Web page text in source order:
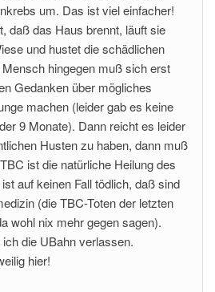
um. Das ist viel einfacher!
daß das Haus brennt, läuft sie
und hustet die schädlichen
hingegen muß sich erst
Gedanken über mögliches
machen (leider gab es keine
9 Monate). Dann reicht es leider
Husten zu haben, dann muß
ist die natürliche Heilung des
auf keinen Fall tödlich, daß sind
(die TBC-Toten der letzten
wohl nix mehr gegen sagen).
die UBahn verlassen.
hier!